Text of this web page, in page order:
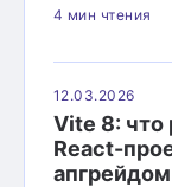
4 мин чтения
12.03.2026
Vite 8: что
React-
апгрейдом